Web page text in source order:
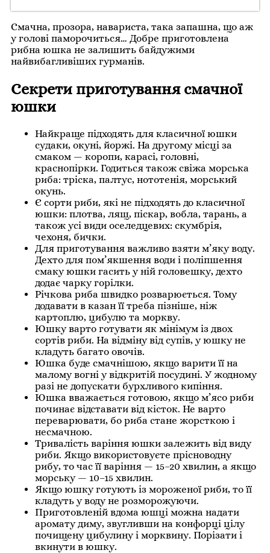
Смачна, прозора, навариста, така запашна, що аж
у голові паморочиться… Добре приготовлена
рибна юшка не залишить байдужими
найвибагливіших гурманів.
Секрети приготування смачної
юшки
Найкраще підходять для класичної юшки
судаки, окуні, йоржі. На другому місці за
смаком — коропи, карасі, головні,
краснопірки. Годиться також свіжа морська
риба: тріска, палтус, нототенія, морський
окунь.
Є сорти риби, які не підходять до класичної
юшки: плотва, лящ, піскар, вобла, тарань, а
також усі види оселедцевих: скумбрія,
чехоня, бички.
Для приготування важливо взяти м’яку воду.
Дехто для пом’якшення води і поліпшення
смаку юшки гасить у ній головешку, дехто
додає чарку горілки.
Річкова риба швидко розварюється. Тому
додавати в казан її треба пізніше, ніж
картоплю, цибулю та моркву.
Юшку варто готувати як мінімум із двох
сортів риби. На відміну від супів, у юшку не
кладуть багато овочів.
Юшка буде смачнішою, якщо варити її на
малому вогні у відкритій посудині. У жодному
разі не допускати бурхливого кипіння.
Юшка вважається готовою, якщо м’ясо риби
починає відставати від кісток. Не варто
переварювати, бо риба стане жорсткою і
несмачною.
Тривалість варіння юшки залежить від виду
риби. Якщо використовуєте прісноводну
рибу, то час її варіння — 15–20 хвилин, а якщо
морську — 10–15 хвилин.
Якщо юшку готують із мороженої риби, то її
кладуть у воду не розморожуючи.
Приготовленій вдома юшці можна надати
аромату диму, звугливши на конфорці цілу
почищену цибулину і морквину. Порізати і
вкинути в юшку.